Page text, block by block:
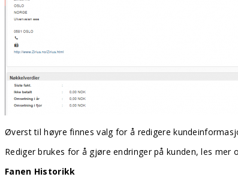
Øverst til høyre finnes valg for å redigere
Rediger brukes for å gjøre endringer på kunden, les mer
Fanen Historikk